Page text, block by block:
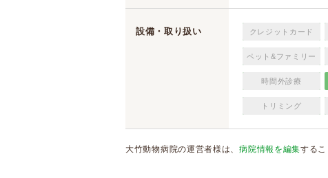
設備・取り扱い クレジットカード
ペット&ファミリー
時間外診療
トリミング
大竹動物病院の運営者様は、病院情報を編集する